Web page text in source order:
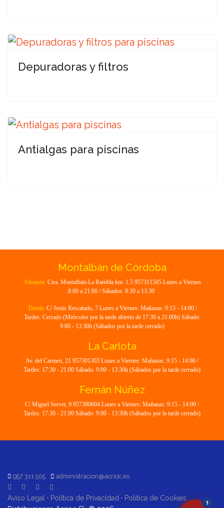
Depuradoras y filtros
Antialgas para piscinas
Montalbán de Córdoba
Almacén: Ctra. Montalbán-La Rambla km. 1.5 957311505 Lunes a Viernes
8:00 a 21:00 / Sábados: 8:30 a 13:30
Tienda: C/ Jesús Rescatado, 7 Lunes a Viernes: Mañanas: 9:15 - 14:00 /
Tardes: Cerrado (Miércoles por la tarde abierto de 17:30 a 21:00h) Sábado:
9:00 - 13:30h (Sábados por la tarde cerrado)
La Carlota
Av. del Carmen, 21 957301303 Lunes a Viernes: Mañanas: 9:15 - 14:00 /
Tardes: 17:30 - 21:00 Sábado: 9:00 - 13:30h (Sábados por la tarde cerrado)
Fernán Núñez
C/ Miguel Servet, 9 957380604 Lunes a Viernes: Mañanas: 9:15 - 14:00 /
Tardes: 17:30 - 21:00 Sábado: 9:00 - 13:30h (Sábados por la tarde cerrado)
957 311 505 administracion@acrioc.es
Aviso Legal · Política de Privacidad · Política de Cookies
1